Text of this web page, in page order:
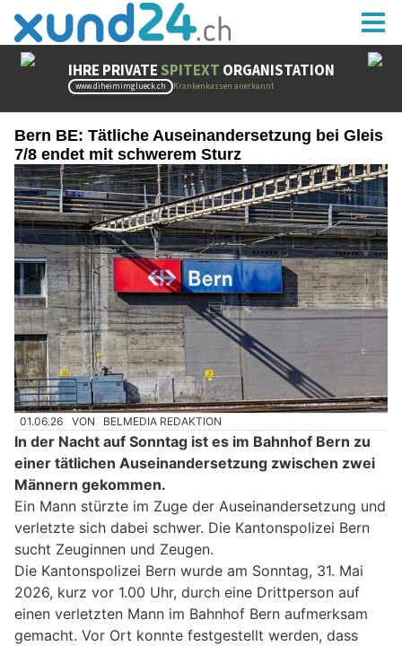
Bern BE: Tätliche Auseinandersetzung bei Gleis
7/8 endet mit schwerem Sturz
01.06.26 VON BELMEDIA REDAKTION
In der Nacht auf Sonntag ist es im Bahnhof Bern zu
einer tätlichen Auseinandersetzung zwischen zwei
Männern gekommen.
Ein Mann stürzte im Zuge der Auseinandersetzung und
verletzte sich dabei schwer. Die Kantonspolizei Bern
sucht Zeuginnen und Zeugen.
Die Kantonspolizei Bern wurde am Sonntag, 31. Mai
2026, kurz vor 1.00 Uhr, durch eine Drittperson auf
einen verletzten Mann im Bahnhof Bern aufmerksam
gemacht. Vor Ort konnte festgestellt werden, dass